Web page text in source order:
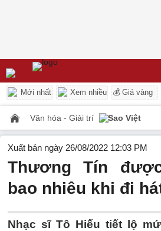
Mới nhất Xem nhiều 💰 Giá vàng
Văn hóa - Giải trí Sao Việt
Xuất bản ngày 26/08/2022 12:03 PM
Thương Tín
bao nhiêu khi đi
Nhạc sĩ Tô Hiếu tiết lộ